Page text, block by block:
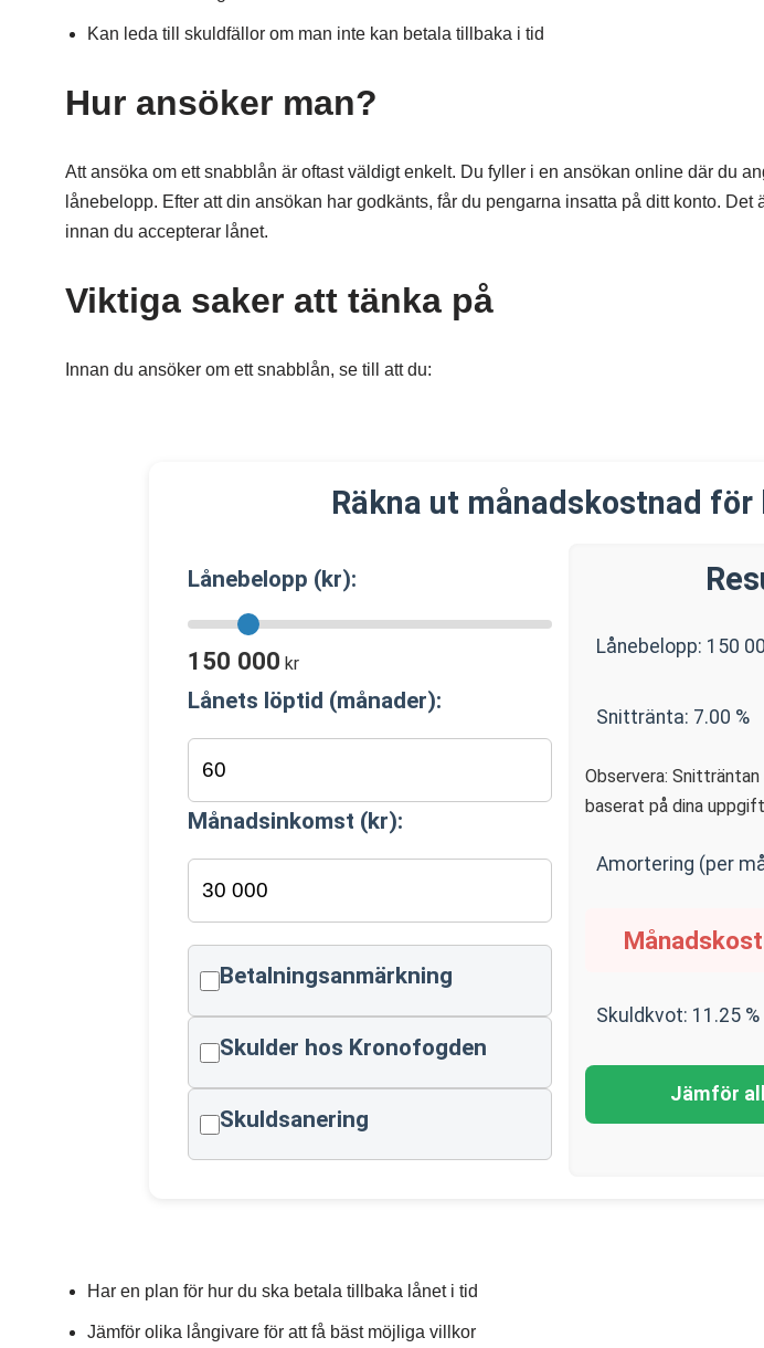
Kan leda till skuldfällor om man inte kan betala tillbaka i tid
Hur ansöker man?
Att ansöka om ett snabblån är oftast väldigt enkelt. Du fyller i en ansökan online där du
lånebelopp. Efter att din ansökan har godkänts, får du pengarna insatta på ditt konto. Det
innan du accepterar lånet.
Viktiga saker att tänka på
Innan du ansöker om ett snabblån, se till att du:
Räkna ut månadskostnad för
Lånebelopp (kr):
150 000 kr
Lånets löptid (månader):
Månadsinkomst (kr):
Betalningsanmärkning
Skulder hos Kronofogden
Skuldsanering
Lånebelopp: 150
Snittränta: 7.00 %
Observera:
baserat på dina
Amortering (per
Skuldkvot: 11.25%
Jämför
Har en plan för hur du ska betala tillbaka lånet i tid
Jämför olika långivare för att få bäst möjliga villkor